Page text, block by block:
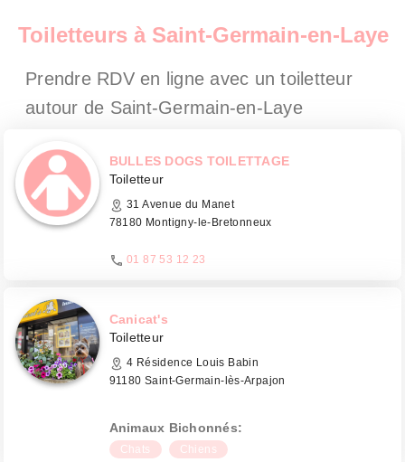
Toiletteurs à Saint-Germain-en-Laye
Prendre RDV en ligne avec un toiletteur
autour de Saint-Germain-en-Laye
BULLES DOGS TOILETTAGE
Toiletteur
31 Avenue du Manet
78180 Montigny-le-Bretonneux
01 87 53 12 23
Canicat's
Toiletteur
4 Résidence Louis Babin
91180 Saint-Germain-lès-Arpajon
Animaux Bichonnés:
Chats Chiens